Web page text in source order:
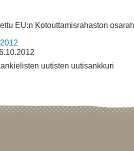
EU:n Kotouttamisrahaston
2012
uutisten uutisankkuri